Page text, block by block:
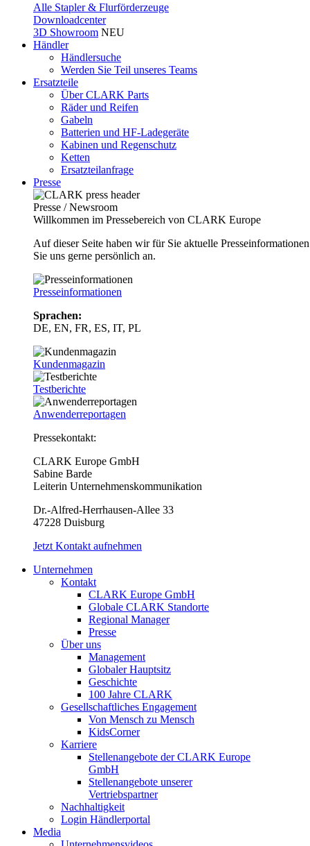
Alle Stapler & Flurförderzeuge
Downloadcenter
3D Showroom NEU
Händler
Händlersuche
Werden Sie Teil unseres Teams
Ersatzteile
Über CLARK Parts
Räder und Reifen
Gabeln
Batterien und HF-Ladegeräte
Kabinen und Regenschutz
Ketten
Ersatzteilanfrage
Presse
Presse / Newsroom
Willkommen im Pressebereich von CLARK Europe
Auf dieser Seite haben wir für Sie aktuelle
Sie uns gerne persönlich an.
Presseinformationen
Sprachen:
DE, EN, FR, ES, IT, PL
Kundenmagazin
Testberichte
Anwenderreportagen
Pressekontakt:
CLARK Europe GmbH
Sabine Barde
Leiterin Unternehmenskommunikation
Dr.-Alfred-Herrhausen-Allee 33
47228 Duisburg
Jetzt Kontakt aufnehmen
Unternehmen
Kontakt
CLARK Europe GmbH
Globale CLARK Standorte
Regional Manager
Presse
Über uns
Management
Globaler Hauptsitz
Geschichte
100 Jahre CLARK
Gesellschaftliches Engagement
Von Mensch zu Mensch
KidsCorner
Karriere
Stellenangebote der CLARK Europe
GmbH
Stellenangebote unserer
Vertriebspartner
Nachhaltigkeit
Login Händlerportal
Media